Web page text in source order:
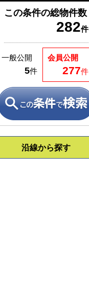
この条件の総物件数
282件
会員公開
277件
一般公開
5件
沿線から探す